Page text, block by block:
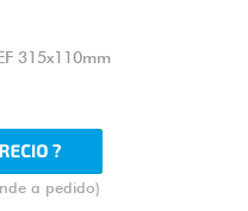
315x110mm
a pedido)